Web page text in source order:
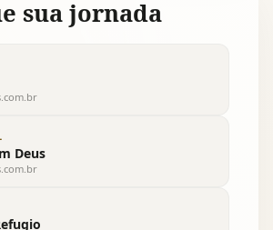
sua jornada
Deus